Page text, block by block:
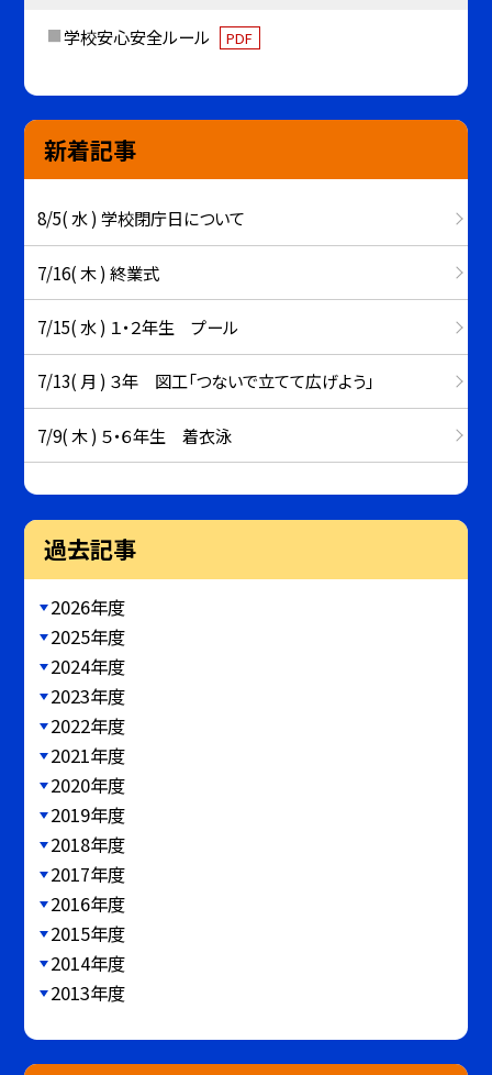
学校安心安全ルール PDF
新着記事
8/5( 水 ) 学校閉庁日について
7/16( 木 ) 終業式
7/15( 水 ) １・２年生 プール
7/13( 月 ) ３年 図工「つないで立てて広げよう」
7/9( 木 ) ５・６年生 着衣泳
過去記事
2026年度
2025年度
2024年度
2023年度
2022年度
2021年度
2020年度
2019年度
2018年度
2017年度
2016年度
2015年度
2014年度
2013年度